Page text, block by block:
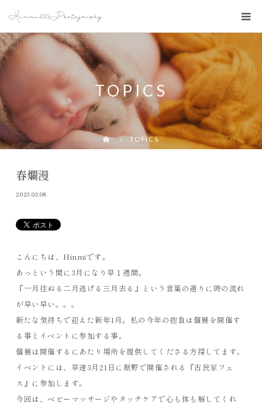
TOPICS
TOPICS
春爛漫
2023.03.08
こんにちは、Hinmiです。
あっという間に3月になり早１週間。
『一月往ぬる二月逃げる三月去る』という言葉の通りに時の流れ
が早い早い。。。
新たな気持ちで迎えた新年1月。私の今年の抱負は個展を開催す
る事とイベントに参加する事。
個展は開催するにあたり場所を提供してくださる方探してます。
イベントには、早速3月21日に裾野で開催される『古民家フェ
ス』に参加します。
今回は、ベビーマッサージやタッチケアで心も体も解してくれ